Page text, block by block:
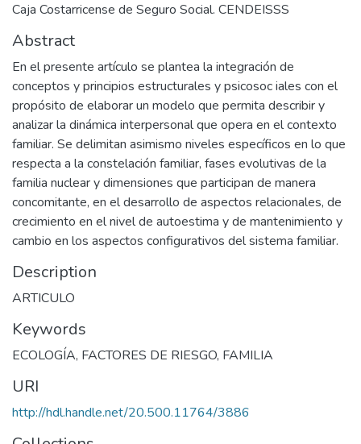
Caja Costarricense de Seguro Social. CENDEISSS
Abstract
En el presente artículo se plantea la integración de
conceptos y principios estructurales y psicosoc iales con el
propósito de elaborar un modelo que permita describir y
analizar la dinámica interpersonal que opera en el contexto
familiar. Se delimitan asimismo niveles específicos en lo que
respecta a la constelación familiar, fases evolutivas de la
familia nuclear y dimensiones que participan de manera
concomitante, en el desarrollo de aspectos relacionales, de
crecimiento en el nivel de autoestima y de mantenimiento y
cambio en los aspectos configurativos del sistema familiar.
Description
ARTICULO
Keywords
ECOLOGÍA, FACTORES DE RIESGO, FAMILIA
URI
http://hdl.handle.net/20.500.11764/3886